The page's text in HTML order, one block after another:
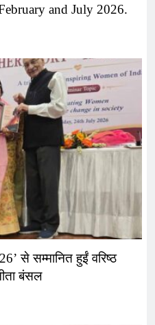
and July 2026.
से सम्मानित हुईं वरिष्ठ
बंसल